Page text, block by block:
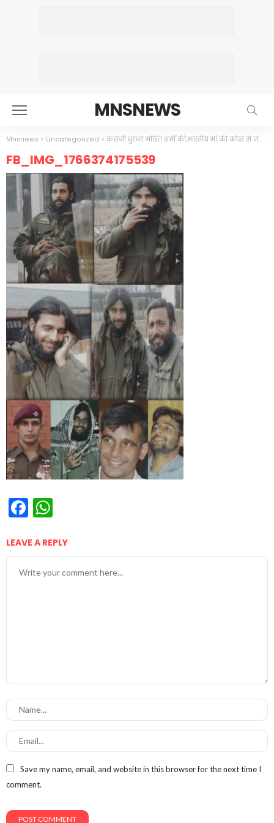
MNSNEWS
Mnsnews > Uncategorized > कहानी धुरंधर मोहित शर्मा की,भारतीय मां की कोख से जन्मा भारत का लाल
FB_IMG_1766374175539
Facebook
LEAVE A REPLY
Save my name, email, and website in this browser for the next time I
comment.